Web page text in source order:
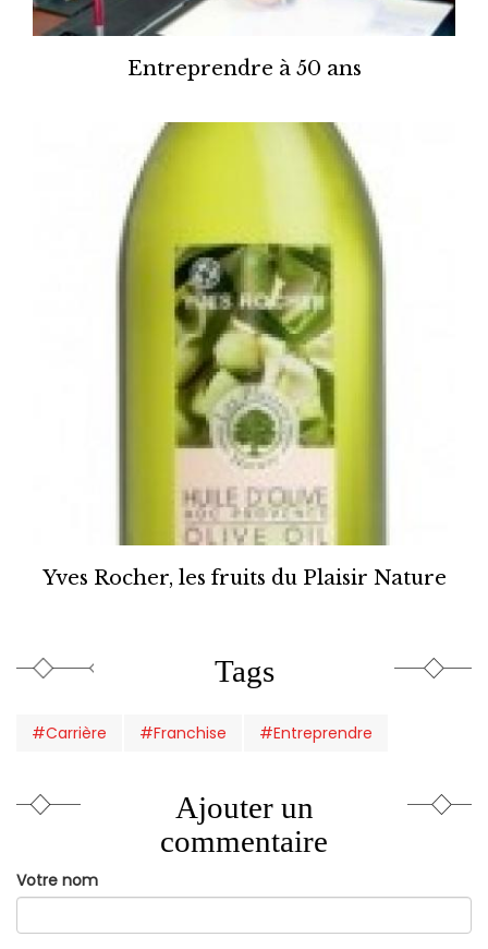
Entreprendre à 50 ans
Yves Rocher, les fruits du Plaisir Nature
Tags
#Carrière #Franchise #Entreprendre
Ajouter un
commentaire
Votre nom